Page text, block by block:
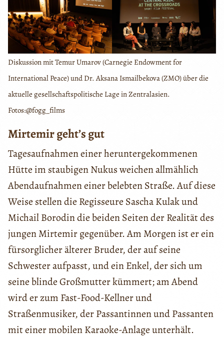
Diskussion mit Temur Umarov (Carnegie Endowment for
International Peace) und Dr. Aksana Ismailbekova (ZMO) über die
aktuelle gesellschaftspolitische Lage in Zentralasien.
Fotos:@fogg_films
Mirtemir geht’s gut
Tagesaufnahmen einer heruntergekommenen
Hütte im staubigen Nukus weichen allmählich
Abendaufnahmen einer belebten Straße. Auf diese
Weise stellen die Regisseure Sascha Kulak und
Michail Borodin die beiden Seiten der Realität des
jungen Mirtemir gegenüber. Am Morgen ist er ein
fürsorglicher älterer Bruder, der auf seine
Schwester aufpasst, und ein Enkel, der sich um
seine blinde Großmutter kümmert; am Abend
wird er zum Fast-Food-Kellner und
Straßenmusiker, der Passantinnen und Passanten
mit einer mobilen Karaoke-Anlage unterhält.